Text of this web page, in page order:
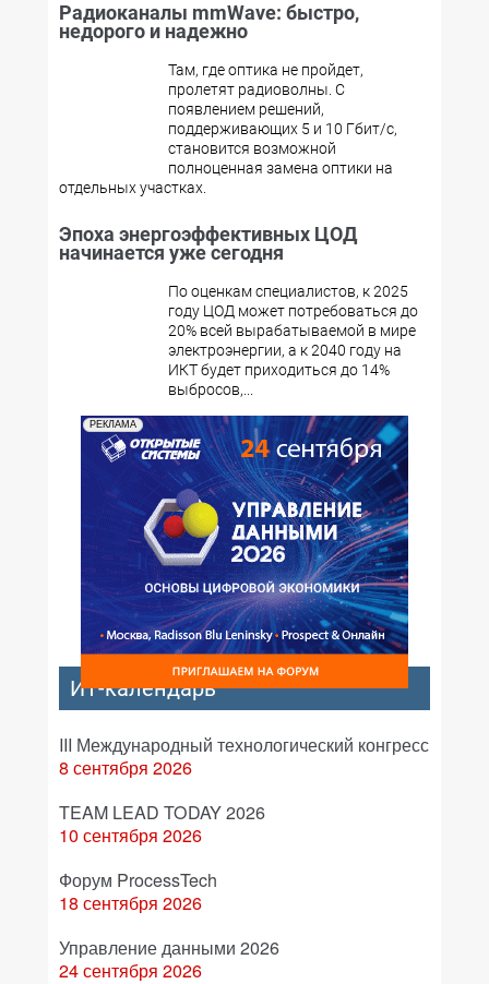
Радиоканалы mmWave: быстро,
недорого и надежно
Там, где оптика не пройдет,
пролетят радиоволны. С
появлением решений,
поддерживающих 5 и 10 Гбит/с,
становится возможной
полноценная замена оптики на
отдельных участках.
Эпоха энергоэффективных ЦОД
начинается уже сегодня
По оценкам специалистов, к 2025
году ЦОД может потребоваться до
20% всей вырабатываемой в мире
электроэнергии, а к 2040 году на
ИКТ будет приходиться до 14%
выбросов,...
РЕКЛАМА
ИТ-календарь
III Международный технологический конгресс
8 сентября 2026
TEAM LEAD TODAY 2026
10 сентября 2026
Форум ProcessTech
18 сентября 2026
Управление данными 2026
24 сентября 2026